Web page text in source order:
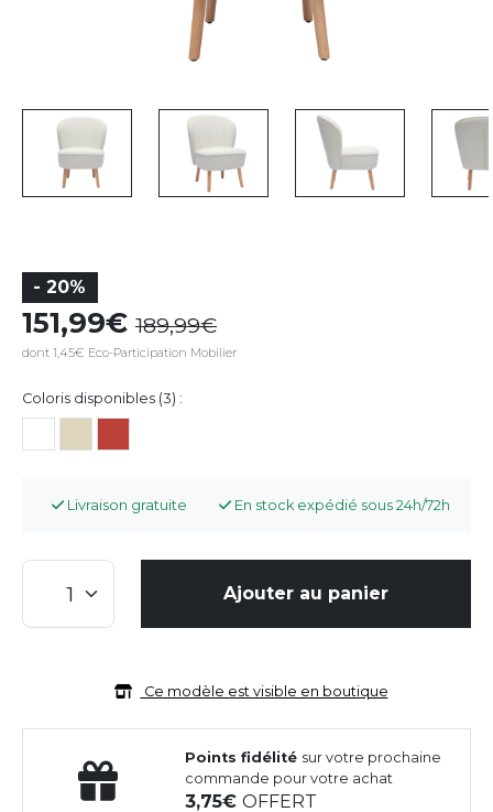
- 20%
151,99 189,99
dont 1,45€ Eco-Participation Mobilier
Coloris disponibles (3) :
Livraison gratuite En stock expédié sous 24h/72h
Ajouter au panier
Ce modèle est visible en boutique
Points fidélité sur votre prochaine
commande pour votre achat
3,75OFFERT